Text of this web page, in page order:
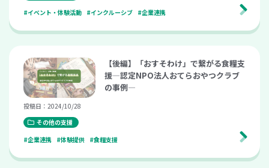
#イベント・体験活動
#インクルーシブ #企業連携
【後編】「おすそわけ」で繋がる食糧支
援―認定NPO法人おてらおやつクラブ
の事例―
投稿日：2024/10/28
その他の支援
#企業連携
#体験提供 #食糧支援